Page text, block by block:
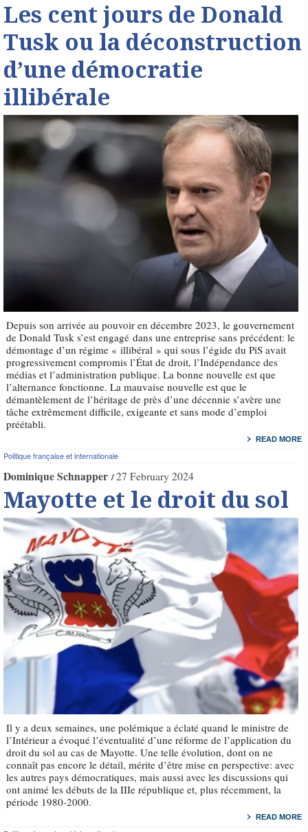
Les cent jours de Donald
Tusk ou la déconstruction
d’une démocratie
illibérale
Depuis son arrivée au pouvoir en décembre 2023, le gouvernement
de Donald Tusk s’est engagé dans une entreprise sans précédent: le
démontage d’un régime « illibéral » qui sous l’égide du PiS avait
progressivement compromis l’État de droit, l’Indépendance des
médias et l’administration publique. La bonne nouvelle est que
l’alternance fonctionne. La mauvaise nouvelle est que le
démantèlement de l’héritage de près d’une décennie s’avère une
tâche extrêmement difficile, exigeante et sans mode d’emploi
préétabli.
READ MORE
Politique française et internationale
Dominique Schnapper 27 February 2024
Mayotte et le droit du sol
Il y a deux semaines, une polémique a éclaté quand le ministre de
l’Intérieur a évoqué l’éventualité d’une réforme de l’application du
droit du sol au cas de Mayotte. Une telle évolution, dont on ne
connaît pas encore le détail, mérite d’être mise en perspective: avec
les autres pays démocratiques, mais aussi avec les discussions qui
ont animé les débuts de la IIIe république et, plus récemment, la
période 1980-2000.
READ MORE